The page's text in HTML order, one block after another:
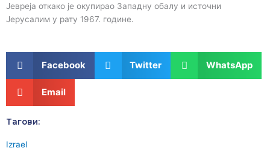
Јевреја откако је окупирао Западну обалу и источни
Јерусалим у рату 1967. године.
Facebook Twitter WhatsApp
Email
Тагови:
Izrael